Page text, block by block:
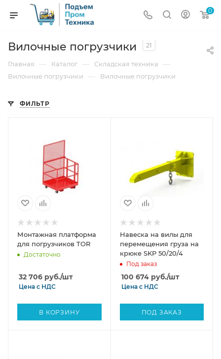
0
Вилочные погрузчики 21
Главная — Каталог — Складская техника —
Вилочные погрузчики — Вилочные погрузчики
ФИЛЬТР
Монтажная платформа
для погрузчиков TOR
Достаточно
32 706 руб./шт
Цена с НДС
В КОРЗИНУ
Навеска на вилы для
перемещения груза на
крюке SKP 50/20/4
Под заказ
100 674руб./шт
Цена с НДС
ПОД ЗАКАЗ